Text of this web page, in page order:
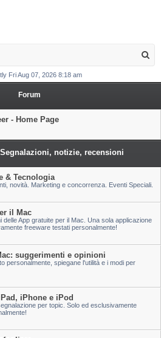
a
Fri Aug 07, 2026 8:18 am
Forum
- Home Page
Segnalazioni, notizie, recensioni
& Tecnologia
novità. Marketing e concorrenza. Eventi Speciali.
il Mac
delle App gratuite per il Mac. Una sola applicazione
freeware testati personalmente!
suggerimenti e opinioni
personalmente, spiegane l'utilità e i modi per
iPhone e iPod
per topic. Solo ed esclusivamente